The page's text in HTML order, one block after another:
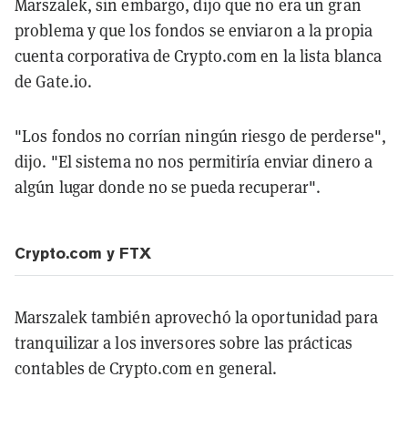
Marszalek, sin embargo, dijo que no era un gran
problema y que los fondos se enviaron a la propia
cuenta corporativa de Crypto.com en la lista blanca
de Gate.io.
"Los fondos no corrían ningún riesgo de perderse",
dijo. "El sistema no nos permitiría enviar dinero a
algún lugar donde no se pueda recuperar".
Crypto.com y FTX
Marszalek también aprovechó la oportunidad para
tranquilizar a los inversores sobre las prácticas
contables de Crypto.com en general.